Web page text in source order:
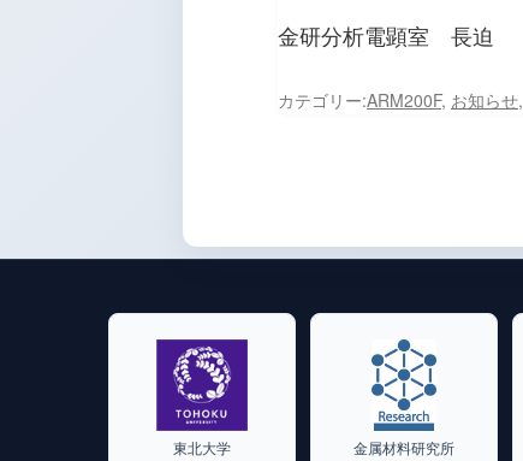
金研分析電顕室 長迫
カテゴリー:ARM200F, お知らせ,
東北大学 金属材料研究所